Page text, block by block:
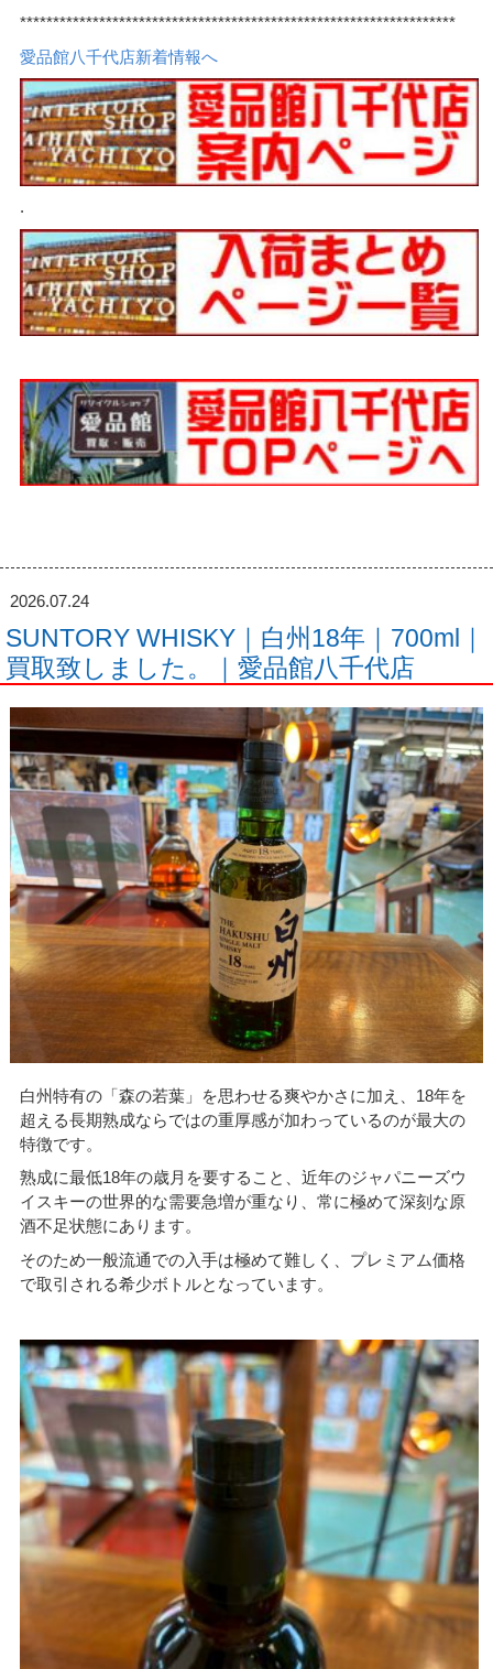
******************************************************************
愛品館八千代店新着情報へ
.
2026.07.24
SUNTORY WHISKY｜白州18年｜700ml｜
買取致しました。｜愛品館八千代店
白州特有の「森の若葉」を思わせる爽やかさに加え、18年を
超える長期熟成ならではの重厚感が加わっているのが最大の
特徴です。
熟成に最低18年の歳月を要すること、近年のジャパニーズウ
イスキーの世界的な需要急増が重なり、常に極めて深刻な原
酒不足状態にあります。
そのため一般流通での入手は極めて難しく、プレミアム価格
で取引される希少ボトルとなっています。